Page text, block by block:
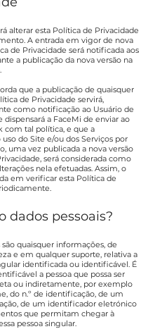
alterar esta Política de Privacidade
A entrada em vigor de nova
de Privacidade será notificada aos
a publicação da nova versão na
que a publicação de quaisquer
de Privacidade servirá,
como notificação ao Usuário de
dispensará a FaceMi de enviar ao
com tal política, e que a
do Site e/ou dos Serviços por
uma vez publicada a nova versão
será considerada como
nela efetuadas. Assim, o
em verificar esta Política de
dados pessoais?
são quaisquer informações, de
e em qualquer suporte, relativa a
identificada ou identificável. É
a pessoa que possa ser
ou indiretamente, por exemplo
do n.º de identificação, de um
de um identificador eletrónico
que permitam chegar à
pessoa singular.